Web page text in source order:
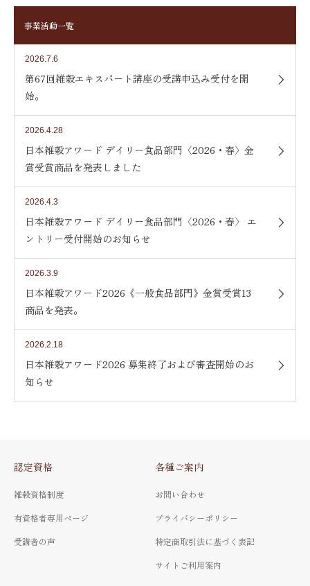
事業活動一覧
2026.7.6
第67回雑穀エキスパート講座の受講申込み受付を開
始。
2026.4.28
日本雑穀アワード デイリー食品部門〈2026・春〉金
賞受賞商品を発表しました
2026.4.3
日本雑穀アワード デイリー食品部門〈2026・春〉 エ
ントリー受付開始のお知らせ
2026.3.9
日本雑穀アワード2026《一般食品部門》金賞受賞13
商品を発表。
2026.2.18
日本雑穀アワード2026 募集終了および審査開始のお
知らせ
認定資格
雑穀資格制度
有資格者専用ページ
受講者の声
各種ご案内
お問い合わせ
プライバシーポリシー
特定商取引法に基づく表記
サイトご利用案内